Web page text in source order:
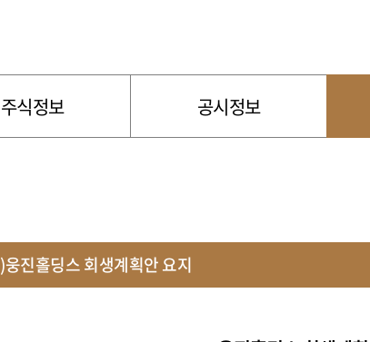
주식정보 공시정보
웅진홀딩스 회생계획안 요지